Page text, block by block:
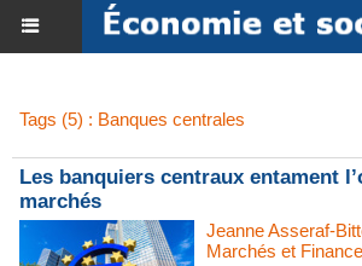
Tags (5) : Banques centrales
Les banquiers centraux entament
marchés
Jeanne Asseraf-
Marchés et Finance